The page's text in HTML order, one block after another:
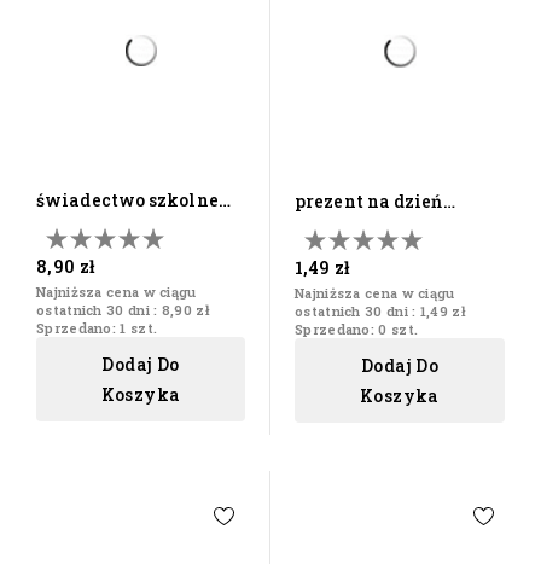
świadectwo szkolne
dyplom na
zakończenie...
8,90 zł
Najniższa cena w ciągu
ostatnich 30 dni : 8,90 zł
Sprzedano: 1 szt.
Dodaj Do
Koszyka
prezent na dzień
dziecka do szkoły
medal z...
1,49 zł
Najniższa cena w ciągu
ostatnich 30 dni : 1,49 zł
Sprzedano: 0 szt.
Dodaj Do
Koszyka